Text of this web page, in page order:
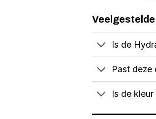
Is de
Past deze
Is de